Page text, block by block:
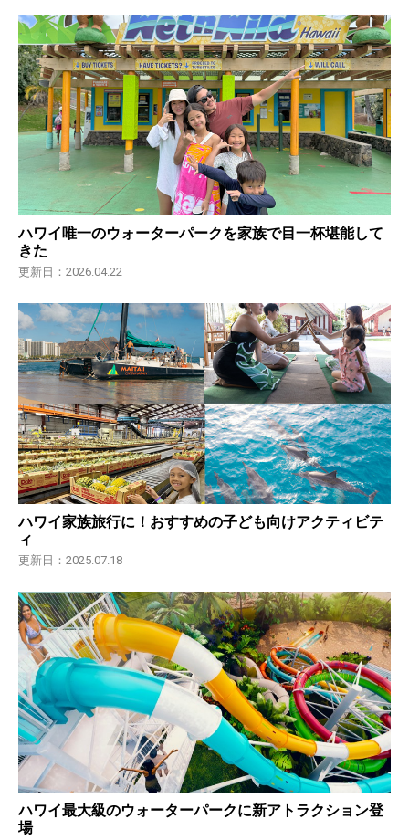
ハワイ唯一のウォーターパークを家族で目一杯堪能して
きた
更新日：2026.04.22
ハワイ家族旅行に！おすすめの子ども向けアクティビテ
ィ
更新日：2025.07.18
ハワイ最大級のウォーターパークに新アトラクション登
場